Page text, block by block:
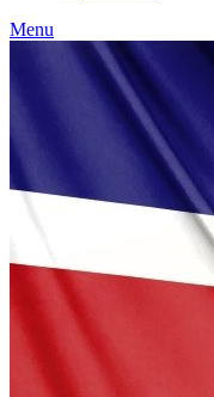
Menu